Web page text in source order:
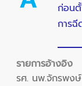
ก่อนตั้
การฉี
รายการอ้างอิง
รศ. นพ.จักรพงษ์